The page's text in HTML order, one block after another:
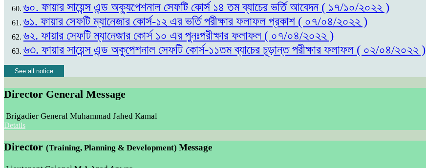
৬০. ফায়ার সায়েন্স এন্ড অক্যুপেশনাল সেফটি কোর্স ১৪ তম ব্যাচের ভর্তি আবেদন ( ১৭/১০/২০২২ )
৬১. ফায়ার সেফটি ম্যানেজার কোর্স-১২ এর ভর্তি পরীক্ষার ফলাফল প্রকাশ ( ০৭/০৪/২০২২ )
৬২. ফায়ার সেফটি ম্যানেজার কোর্স ১০ এর পুনঃপরীক্ষার ফলাফল ( ০৭/০৪/২০২২ )
৬৩. ফায়ার সায়েন্স এন্ড অকুপেশনাল সেফটি কোর্স-১১তম ব্যাচের চূড়ান্ত পরীক্ষার ফলাফল ( ০২/০৪/২০২২ )
See all notice
Director General Message
Brigadier General Muhammad Jahed Kamal
Details
Director (Training, Planning & Development) Message